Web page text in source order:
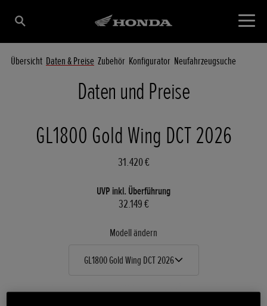
Übersicht Daten & Preise Zubehör Konfigurator Neufahrzeugsuche
Daten und Preise
GL1800 Gold Wing DCT 2026
31.420 €
UVP inkl. Überführung
32.149 €
Modell ändern
GL1800 Gold Wing DCT 2026